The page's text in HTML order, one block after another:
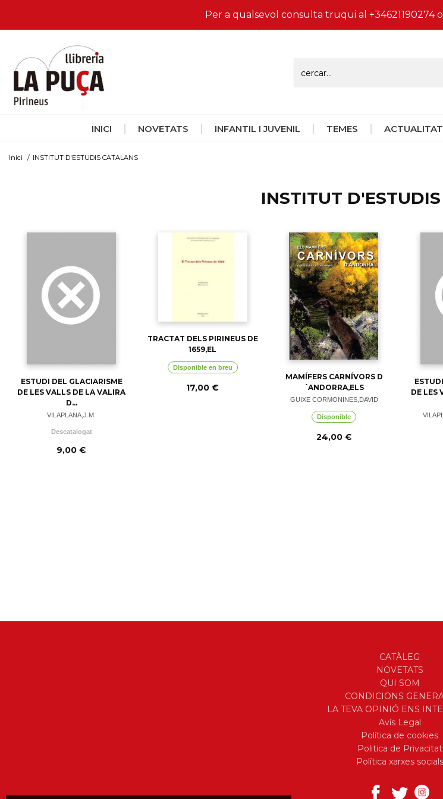
Per a qualsevol consulta truqui al +34621190274
INICI NOVETATS INFANTIL I JUVENIL TEMES ACTUALITAT
Inici / INSTITUT D'ESTUDIS CATALANS
INSTITUT
ESTUDI DEL GLACIARISME
DE LES VALLS DE LA VALIRA
D...
VILAPLANA,J.M.
Descatalogat
9,00 €
TRACTAT DELS PIRINEUS DE
1659,EL
Disponible en breu
17,00 €
MAMÍFERS CARNÍVORS D
´ANDORRA,ELS
GUIXE CORMONINES,DAVID
Disponible
24,00 €
DE LES
CATÀLEG
NOVETATS
QUI SOM
CONDICIONS
LA TEVA OPINIÓ ENS
Avís Legal
Política de cookies
Politica de Privacitat
Política xarxes socials